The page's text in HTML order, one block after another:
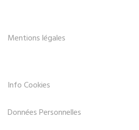
Mentions légales
Info Cookies
Données Personnelles